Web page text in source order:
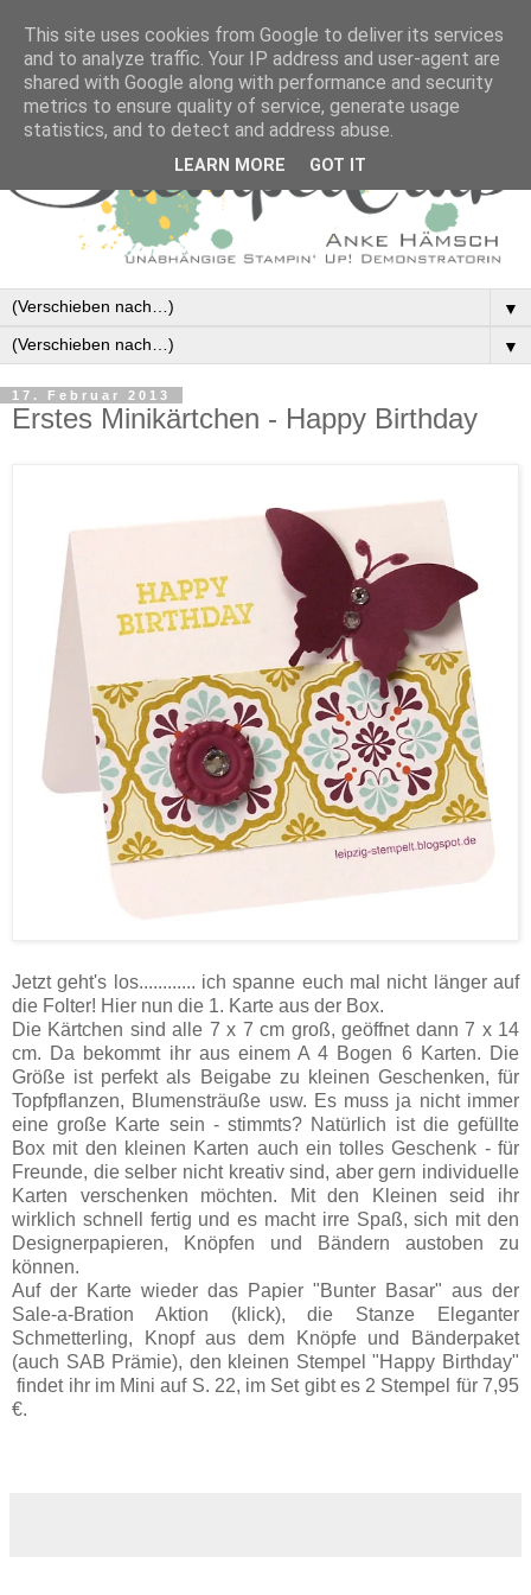
▼
▼
17. Februar 2013
Erstes Minikärtchen - Happy Birthday
Jetzt geht's los............ ich spanne euch mal nicht länger auf
die Folter! Hier nun die 1. Karte aus der Box.
Die Kärtchen sind alle 7 x 7 cm groß, geöffnet dann 7 x 14
cm. Da bekommt ihr aus einem A 4 Bogen 6 Karten. Die
Größe ist perfekt als Beigabe zu kleinen Geschenken, für
Topfpflanzen, Blumensträuße usw. Es muss ja nicht immer
eine große Karte sein - stimmts? Natürlich ist die gefüllte
Box mit den kleinen Karten auch ein tolles Geschenk - für
Freunde, die selber nicht kreativ sind, aber gern individuelle
Karten verschenken möchten. Mit den Kleinen seid ihr
wirklich schnell fertig und es macht irre Spaß, sich mit den
Designerpapieren, Knöpfen und Bändern austoben zu
können.
Auf der Karte wieder das Papier "Bunter Basar" aus der
Sale-a-Bration Aktion (klick), die Stanze Eleganter
Schmetterling, Knopf aus dem Knöpfe und Bänderpaket
(auch SAB Prämie), den kleinen Stempel "Happy Birthday"
findet ihr im Mini auf S. 22, im Set gibt es 2 Stempel für 7,95
€.
This site uses cookies from Google to deliver its services
and to analyze traffic. Your IP address and user-agent are
shared with Google along with performance and security
metrics to ensure quality of service, generate usage
statistics, and to detect and address abuse.
LEARN MORE GOT IT